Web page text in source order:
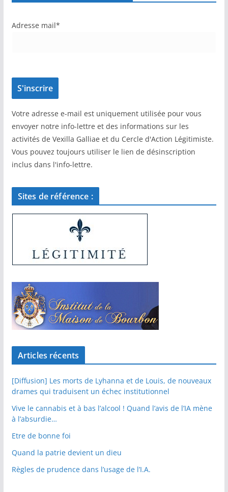
Adresse mail*
Votre adresse e-mail est uniquement utilisée pour vous
envoyer notre info-lettre et des informations sur les
activités de Vexilla Galliae et du Cercle d'Action Légitimiste.
Vous pouvez toujours utiliser le lien de désinscription
inclus dans l'info-lettre.
Sites de référence :
Articles récents
[Diffusion] Les morts de Lyhanna et de Louis, de nouveaux
drames qui traduisent un échec institutionnel
Vive le cannabis et à bas l’alcool ! Quand l’avis de l’IA mène
à l’absurdie…
Etre de bonne foi
Quand la patrie devient un dieu
Règles de prudence dans l’usage de l’I.A.